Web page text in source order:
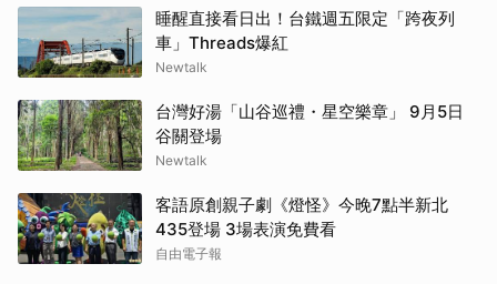
睡醒直接看日出！台鐵週五限定「跨夜列
車」Threads爆紅
Newtalk
台灣好湯「山谷巡禮・星空樂章」 9月5日
谷關登場
Newtalk
客語原創親子劇《燈怪》今晚7點半新北
435登場 3場表演免費看
自由電子報